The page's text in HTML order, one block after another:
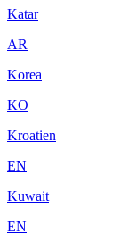
Katar
AR
Korea
KO
Kroatien
EN
Kuwait
EN